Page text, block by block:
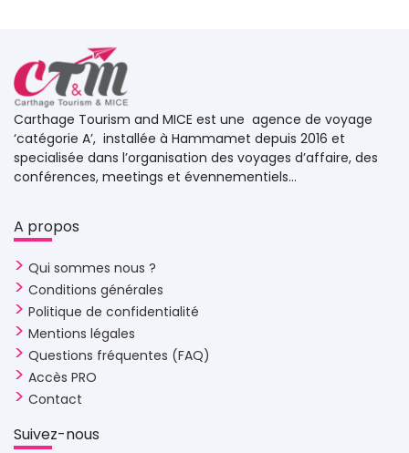
Carthage Tourism and MICE est une agence de voyage
‘catégorie A’, installée à Hammamet depuis 2016 et
specialisée dans l’organisation des voyages d’affaire, des
conférences, meetings et évennementiels...
A propos
Qui sommes nous ?
Conditions générales
Politique de confidentialité
Mentions légales
Questions fréquentes (FAQ)
Accès PRO
Contact
Suivez-nous